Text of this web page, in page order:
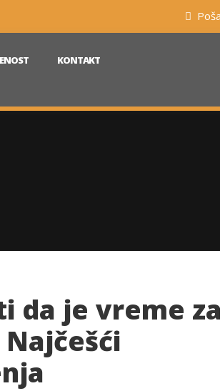
KONTAKT
da je vreme za